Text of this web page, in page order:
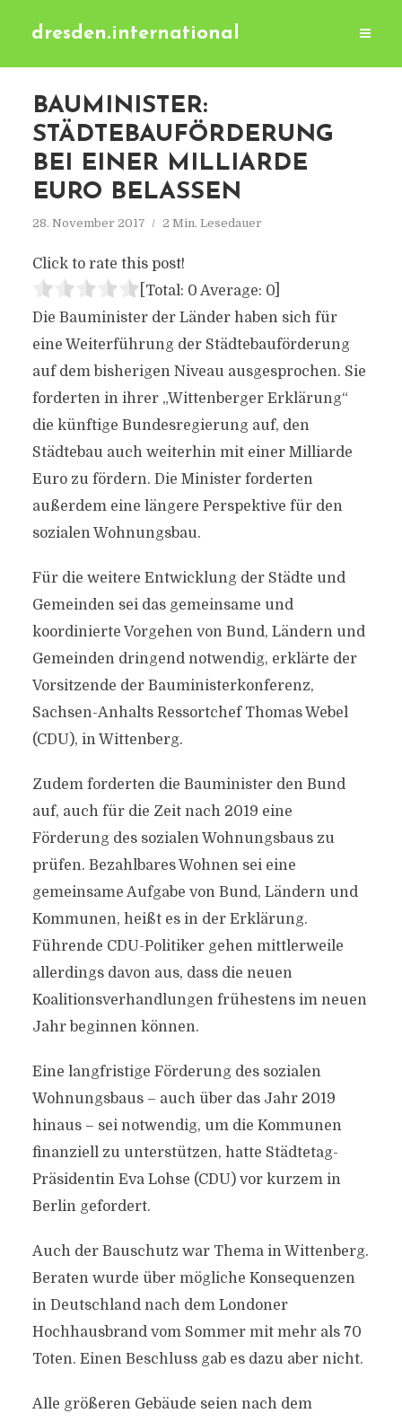
dresden.international
BAUMINISTER:
STÄDTEBAUFÖRDERUNG
BEI EINER MILLIARDE
EURO BELASSEN
28. November 2017 2 Min. Lesedauer
Click to rate this post!
[Total: 0 Average: 0]
Die Bauminister der Länder haben sich für
eine Weiterführung der Städtebauförderung
auf dem bisherigen Niveau ausgesprochen. Sie
forderten in ihrer „Wittenberger Erklärung“
die künftige Bundesregierung auf, den
Städtebau auch weiterhin mit einer Milliarde
Euro zu fördern. Die Minister forderten
außerdem eine längere Perspektive für den
sozialen Wohnungsbau.
Für die weitere Entwicklung der Städte und
Gemeinden sei das gemeinsame und
koordinierte Vorgehen von Bund, Ländern und
Gemeinden dringend notwendig, erklärte der
Vorsitzende der Bauministerkonferenz,
Sachsen-Anhalts Ressortchef Thomas Webel
(CDU), in Wittenberg.
Zudem forderten die Bauminister den Bund
auf, auch für die Zeit nach 2019 eine
Förderung des sozialen Wohnungsbaus zu
prüfen. Bezahlbares Wohnen sei eine
gemeinsame Aufgabe von Bund, Ländern und
Kommunen, heißt es in der Erklärung.
Führende CDU-Politiker gehen mittlerweile
allerdings davon aus, dass die neuen
Koalitionsverhandlungen frühestens im neuen
Jahr beginnen können.
Eine langfristige Förderung des sozialen
Wohnungsbaus – auch über das Jahr 2019
hinaus – sei notwendig, um die Kommunen
finanziell zu unterstützen, hatte Städtetag-
Präsidentin Eva Lohse (CDU) vor kurzem in
Berlin gefordert.
Auch der Bauschutz war Thema in Wittenberg.
Beraten wurde über mögliche Konsequenzen
in Deutschland nach dem Londoner
Hochhausbrand vom Sommer mit mehr als 70
Toten. Einen Beschluss gab es dazu aber nicht.
Alle größeren Gebäude seien nach dem